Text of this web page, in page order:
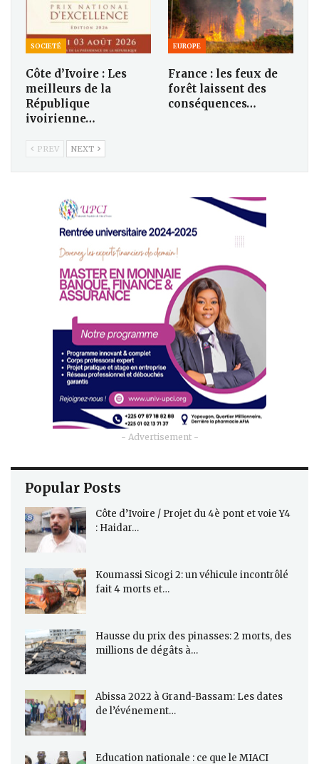
SOCIETÉ
Côte d’Ivoire : Les
meilleurs de la
République
ivoirienne…
EUROPE
France : les feux de
forêt laissent des
conséquences…
PREV NEXT
- Advertisement -
Popular Posts
Côte d’Ivoire / Projet du 4è pont et voie Y4
: Haidar…
Koumassi Sicogi 2: un véhicule incontrôlé
fait 4 morts et…
Hausse du prix des pinasses: 2 morts, des
millions de dégâts à…
Abissa 2022 à Grand-Bassam: Les dates
de l’événement…
Education nationale : ce que le MIACI